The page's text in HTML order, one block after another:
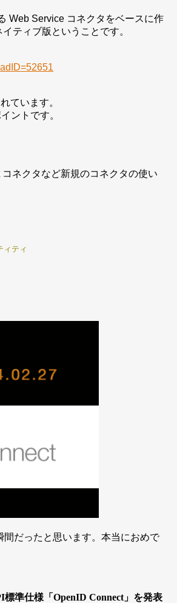
Web Service コネクタをベースに作
ティブ版ということです。
ています。
ントです。
ネクタなど新規のコネクタの使い
ィティ
だったと思います。本当におめで
標準仕様「OpenID Connect 」を発表